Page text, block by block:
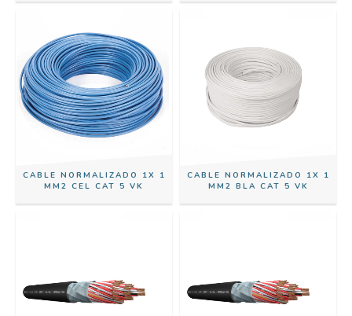
CABLE NORMALIZADO 1X 1
MM2 CEL CAT 5 VK
CABLE NORMALIZADO 1X 1
MM2 BLA CAT 5 VK